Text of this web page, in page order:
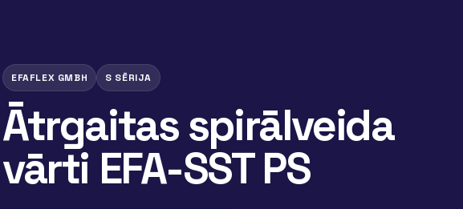
EFAFLEX GMBH S SĒRIJA
Ātrgaitas spirālveida
vārti EFA-SST PS